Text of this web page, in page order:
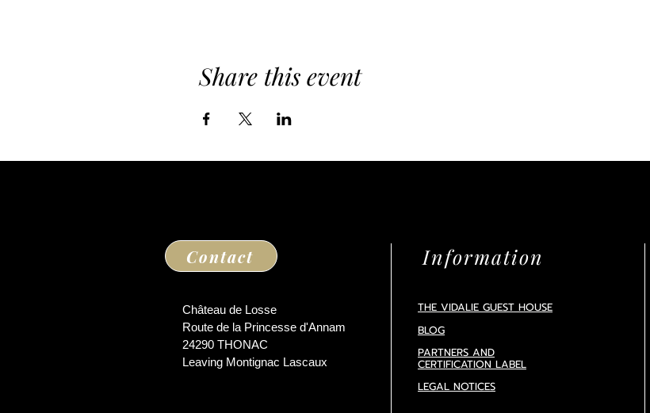
Share this event
Contact
Château de Losse
Route de la Princesse d'Annam
24290 THONAC
Leaving Montignac Lascaux
Information
THE VIDALIE GUEST HOUSE
BLOG
PARTNERS AND
CERTIFICATION LABEL
LEGAL NOTICES